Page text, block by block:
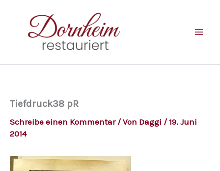
springen
Tiefdruck38 pR
Schreibe einen Kommentar / Von Daggi / 19. Juni
2014